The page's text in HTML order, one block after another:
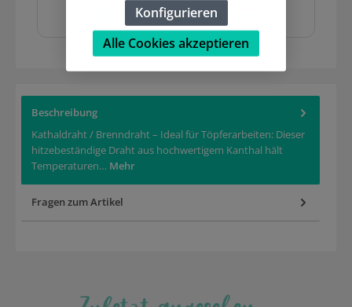
Beschreibung
Kathaldraht / Brenndraht – Ideal für Töpferarbeiten: Dieser
hitzebeständige Draht aus hochwertigem Kanthal hält
Temperaturen… Mehr
Fragen zum Artikel
Konfigurieren
Alle Cookies akzeptieren